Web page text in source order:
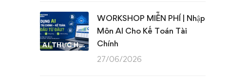
AI THỰC HÀNH
WORKSHOP MIỄN PHÍ | Nhập
Môn AI Cho Kế Toán Tài
Chính
27/06/2026